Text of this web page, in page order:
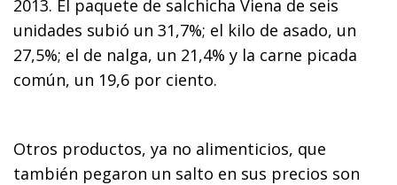
2013. El paquete de salchicha Viena de seis
unidades subió un 31,7%; el kilo de asado, un
27,5%; el de nalga, un 21,4% y la carne picada
común, un 19,6 por ciento.
Otros productos, ya no alimenticios, que
también pegaron un salto en sus precios son